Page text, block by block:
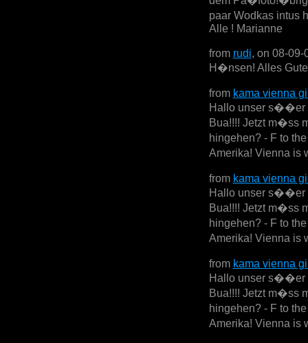
paar Wodkas intus
Alle ! Marianne
from rudi, on 08-09-
H�nsen! Alles
from kama vienna
Hallo unser s��er
Bua!!!! Jetzt m�ss
hingehen? - F to
Amerika! Vienna is
from kama vienna
Hallo unser s��er
Bua!!!! Jetzt m�ss
hingehen? - F to
Amerika! Vienna is
from kama vienna
Hallo unser s��er
Bua!!!! Jetzt m�ss
hingehen? - F to
Amerika! Vienna is